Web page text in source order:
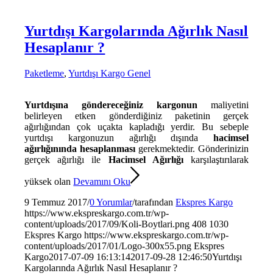
Yurtdışı Kargolarında Ağırlık Nasıl
Hesaplanır ?
Paketleme,Yurtdışı Kargo Genel
Yurtdışına göndereceğiniz kargonun maliyetini
belirleyen etken gönderdiğiniz paketinin gerçek
ağırlığından çok uçakta kapladığı yerdir. Bu sebeple
yurtdışı kargonuzun ağırlığı dışında hacimsel
ağırlığınında hesaplanması gerekmektedir. Gönderinizin
gerçek ağırlığı ile Hacimsel Ağırlığıkarşılaştırılarak
yüksek olanDevamını Oku
9 Temmuz 2017/0 Yorumlar/tarafındanEkspres Kargo
https://www.ekspreskargo.com.tr/wp-
content/uploads/2017/09/Koli-Boytlari.png 408 1030
Ekspres Kargo https://www.ekspreskargo.com.tr/wp-
content/uploads/2017/01/Logo-300x55.png Ekspres
Kargo2017-07-09 16:13:142017-09-28 12:46:50Yurtdışı
Kargolarında Ağırlık Nasıl Hesaplanır ?